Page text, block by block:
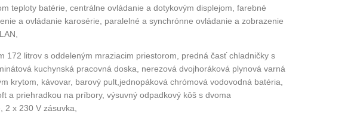
teploty batérie, centrálne ovládanie a dotykovým displejom, farebné
a ovládanie karosérie, paralelné a synchrónne ovládanie a zobrazenie
172 litrov s oddeleným mraziacim priestorom, predná časť chladničky s
kuchynská pracovná doska, nerezová dvojhoráková plynová varná
krytom, kávovar, barový pult,jednopáková chrómová vodovodná batéria,
a priehradkou na príbory, výsuvný odpadkový kôš s dvoma
2 x 230 V zásuvka,